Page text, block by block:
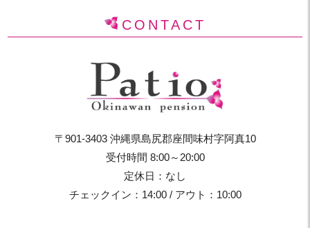
CONTACT
〒901-3403 沖縄県島尻郡座間味村字阿真10
受付時間 8:00～20:00
定休日：なし
チェックイン：14:00 / アウト：10:00